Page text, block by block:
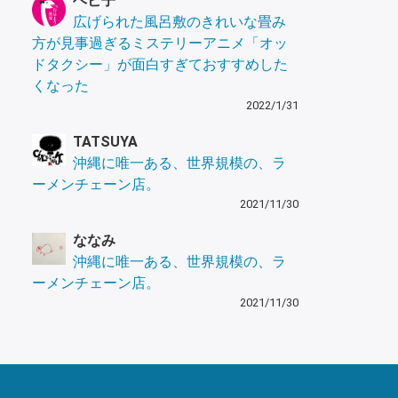
広げられた風呂敷のきれいな畳み
方が見事過ぎるミステリーアニメ「オッ
ドタクシー」が面白すぎておすすめした
くなった
2022/1/31
TATSUYA
沖縄に唯一ある、世界規模の、ラ
ーメンチェーン店。
2021/11/30
ななみ
沖縄に唯一ある、世界規模の、ラ
ーメンチェーン店。
2021/11/30